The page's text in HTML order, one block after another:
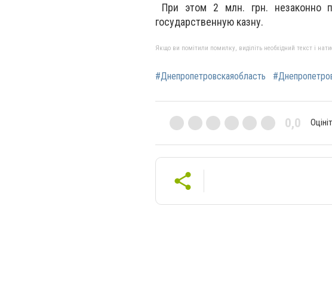
При этом 2 млн. грн. незаконно
государственную казну.
Якщо ви помітили помилку, виділіть необхідний текст і
#Днепропетровскаяобласть
0,0